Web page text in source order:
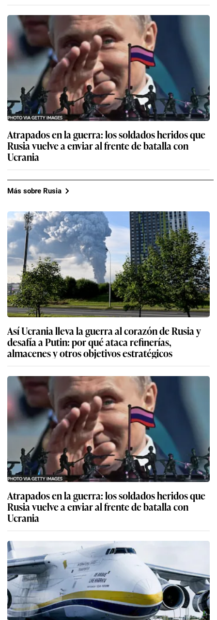
Atrapados en la guerra: los soldados heridos que
Rusia vuelve a enviar al frente de batalla con
Ucrania
Más sobre Rusia
Así Ucrania lleva la guerra al corazón de Rusia y
desafía a Putin: por qué ataca refinerías,
almacenes y otros objetivos estratégicos
Atrapados en la guerra: los soldados heridos que
Rusia vuelve a enviar al frente de batalla con
Ucrania